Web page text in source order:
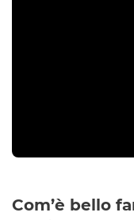
Com’è bello